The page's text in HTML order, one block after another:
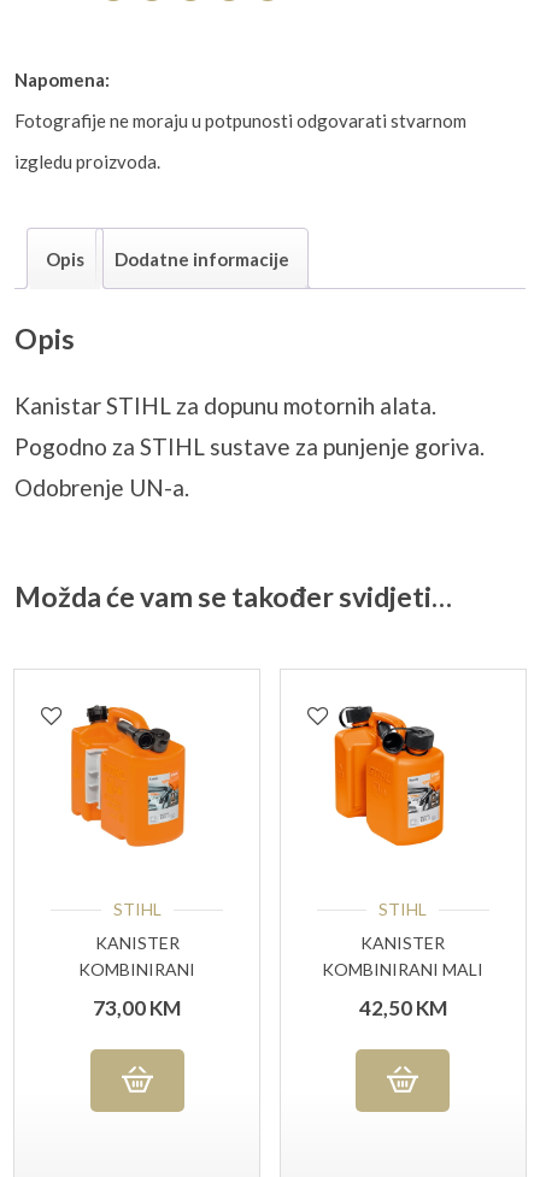
Napomena:
Fotografije ne moraju u potpunosti odgovarati stvarnom
izgledu proizvoda.
Opis Dodatne informacije
Opis
Kanistar STIHL za dopunu motornih alata.
Pogodno za STIHL sustave za punjenje goriva.
Odobrenje UN-a.
Možda će vam se također svidjeti…
STIHL
KANISTER
KOMBINIRANI
73,00KM
STIHL
KANISTER
KOMBINIRANI MALI
42,50KM